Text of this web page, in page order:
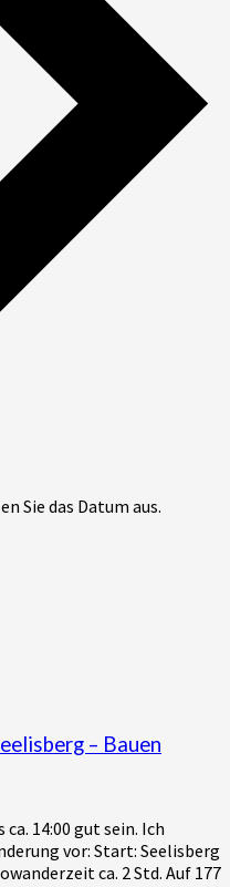
Sie das Datum aus.
– Bauen
14:00 gut sein. Ich
vor: Start: Seelisberg
ca. 2 Std. Auf 177